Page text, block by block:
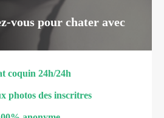
vous pour chater avec
coquin 24h/24h
photos des inscritres